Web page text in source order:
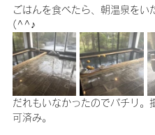
ごはんを食べたら、朝温泉をい
(^^♪
だれもいなかったのでパチリ。
可済み。